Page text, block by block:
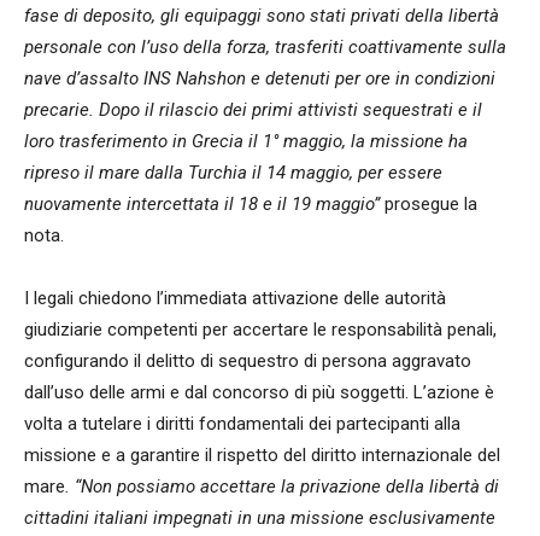
fase di deposito, gli equipaggi sono stati privati della libertà
personale con l’uso della forza, trasferiti coattivamente sulla
nave d’assalto INS Nahshon e detenuti per ore in condizioni
precarie. Dopo il rilascio dei primi attivisti sequestrati e il
loro trasferimento in Grecia il 1° maggio, la missione ha
ripreso il mare dalla Turchia il 14 maggio, per essere
nuovamente intercettata il 18 e il 19 maggio”prosegue la
nota.
I legali chiedono l’immediata attivazione delle autorità
giudiziarie competenti per accertare le responsabilità penali,
configurando il delitto di sequestro di persona aggravato
dall’uso delle armi e dal concorso di più soggetti. L’azione è
volta a tutelare i diritti fondamentali dei partecipanti alla
missione e a garantire il rispetto del diritto internazionale del
mare. “Non possiamo accettare la privazione della libertà di
cittadini italiani impegnati in una missione esclusivamente